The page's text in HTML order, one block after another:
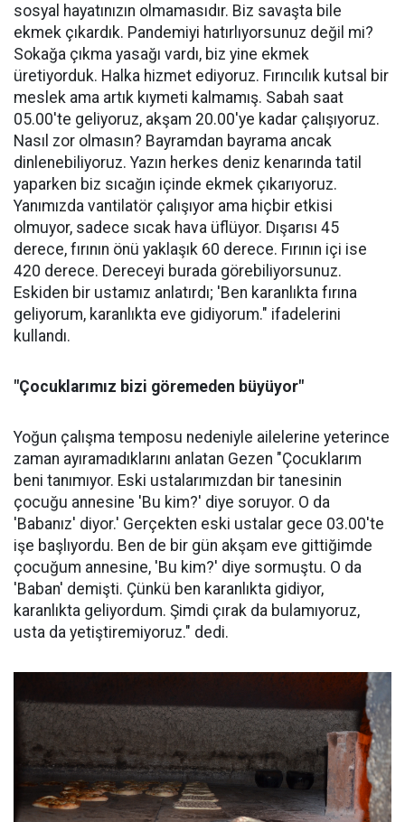
sosyal hayatınızın olmamasıdır. Biz savaşta bile
ekmek çıkardık. Pandemiyi hatırlıyorsunuz değil mi?
Sokağa çıkma yasağı vardı, biz yine ekmek
üretiyorduk. Halka hizmet ediyoruz. Fırıncılık kutsal bir
meslek ama artık kıymeti kalmamış. Sabah saat
05.00'te geliyoruz, akşam 20.00'ye kadar çalışıyoruz.
Nasıl zor olmasın? Bayramdan bayrama ancak
dinlenebiliyoruz. Yazın herkes deniz kenarında tatil
yaparken biz sıcağın içinde ekmek çıkarıyoruz.
Yanımızda vantilatör çalışıyor ama hiçbir etkisi
olmuyor, sadece sıcak hava üflüyor. Dışarısı 45
derece, fırının önü yaklaşık 60 derece. Fırının içi ise
420 derece. Dereceyi burada görebiliyorsunuz.
Eskiden bir ustamız anlatırdı; 'Ben karanlıkta fırına
geliyorum, karanlıkta eve gidiyorum." ifadelerini
kullandı.
"Çocuklarımız bizi göremeden büyüyor"
Yoğun çalışma temposu nedeniyle ailelerine yeterince
zaman ayıramadıklarını anlatan Gezen "Çocuklarım
beni tanımıyor. Eski ustalarımızdan bir tanesinin
çocuğu annesine 'Bu kim?' diye soruyor. O da
'Babanız' diyor.' Gerçekten eski ustalar gece 03.00'te
işe başlıyordu. Ben de bir gün akşam eve gittiğimde
çocuğum annesine, 'Bu kim?' diye sormuştu. O da
'Baban' demişti. Çünkü ben karanlıkta gidiyor,
karanlıkta geliyordum. Şimdi çırak da bulamıyoruz,
usta da yetiştiremiyoruz." dedi.